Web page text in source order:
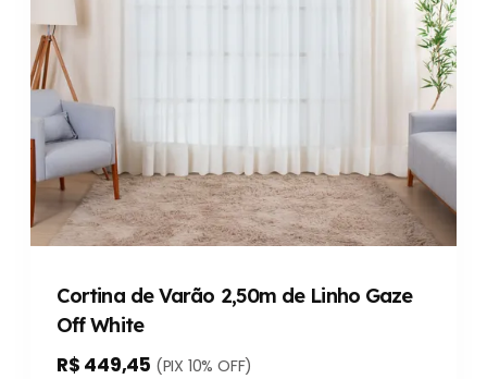
Cortina de Varão 2,50m de Linho Gaze
Off White
R$ 449,45 (PIX 10% OFF)